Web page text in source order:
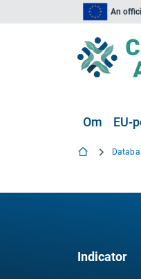
An
Om EU-
Indicator